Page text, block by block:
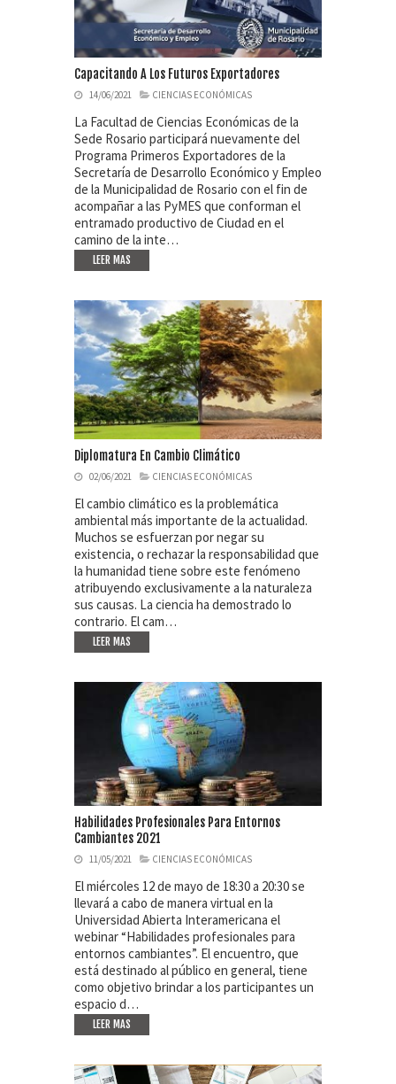
Capacitando A Los Futuros Exportadores
14/06/2021 CIENCIAS ECONÓMICAS
La Facultad de Ciencias Económicas de la
Sede Rosario participará nuevamente del
Programa Primeros Exportadores de la
Secretaría de Desarrollo Económico y Empleo
de la Municipalidad de Rosario con el fin de
acompañar a las PyMES que conforman el
entramado productivo de Ciudad en el
camino de la inte…
LEER MAS
Diplomatura En Cambio Climático
02/06/2021 CIENCIAS ECONÓMICAS
El cambio climático es la problemática
ambiental más importante de la actualidad.
Muchos se esfuerzan por negar su
existencia, o rechazar la responsabilidad que
la humanidad tiene sobre este fenómeno
atribuyendo exclusivamente a la naturaleza
sus causas. La ciencia ha demostrado lo
contrario. El cam…
LEER MAS
Habilidades Profesionales Para Entornos
Cambiantes 2021
11/05/2021 CIENCIAS ECONÓMICAS
El miércoles 12 de mayo de 18:30 a 20:30 se
llevará a cabo de manera virtual en la
Universidad Abierta Interamericana el
webinar “Habilidades profesionales para
entornos cambiantes”. El encuentro, que
está destinado al público en general, tiene
como objetivo brindar a los participantes un
espacio d…
LEER MAS